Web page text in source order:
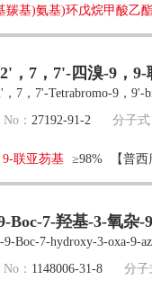
羰基)氨基)环戊烷甲酸乙
，7，7'-四溴-9，9-
，7，7'-Tetrabromo-9，9'-
： 27192-91-2 分子式
联亚芴基 ≥98% 【普西
Boc-7-羟基-3-氧杂
9-Boc-7-hydroxy-3-oxa-9-
： 1148006-31-8 分子